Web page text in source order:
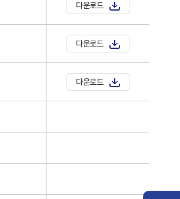
다운로드
다운로드
다운로드